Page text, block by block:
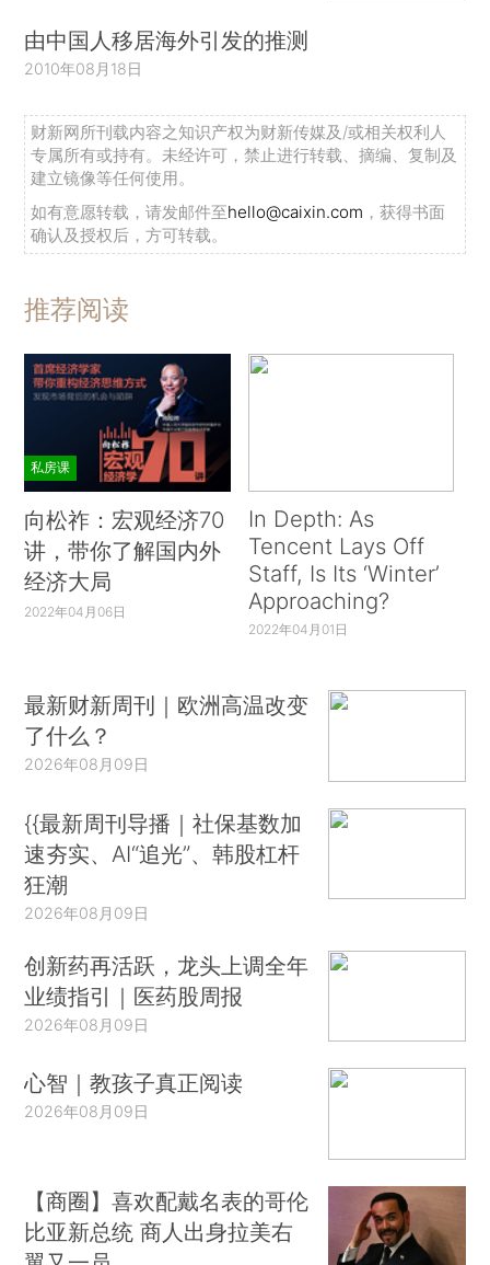
由中国人移居海外引发的推测
2010年08月18日
财新网所刊载内容之知识产权为财新传媒及/或相关权利人
专属所有或持有。未经许可，禁止进行转载、摘编、复制及
建立镜像等任何使用。
如有意愿转载，请发邮件至hello@caixin.com ，获得书面
确认及授权后，方可转载。
推荐阅读
私房课
向松祚：宏观经济70
讲，带你了解国内外
经济大局
2022年04月06日
In Depth: As
Tencent Lays Off
Staff, Is Its ‘Winter’
Approaching?
2022年04月01日
最新财新周刊｜欧洲高温改变
了什么？
2026年08月09日
{{最新周刊导播｜社保基数加
速夯实、AI“追光”、韩股杠杆
狂潮
2026年08月09日
创新药再活跃，龙头上调全年
业绩指引｜医药股周报
2026年08月09日
心智｜教孩子真正阅读
2026年08月09日
【商圈】喜欢配戴名表的哥伦
比亚新总统 商人出身拉美右